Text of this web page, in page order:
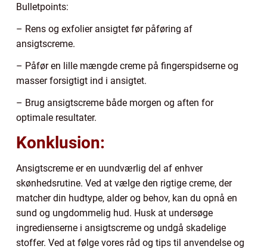
Bulletpoints:
– Rens og exfolier ansigtet før påføring af
ansigtscreme.
– Påfør en lille mængde creme på fingerspidserne og
masser forsigtigt ind i ansigtet.
– Brug ansigtscreme både morgen og aften for
optimale resultater.
Konklusion:
Ansigtscreme er en uundværlig del af enhver
skønhedsrutine. Ved at vælge den rigtige creme, der
matcher din hudtype, alder og behov, kan du opnå en
sund og ungdommelig hud. Husk at undersøge
ingredienserne i ansigtscreme og undgå skadelige
stoffer. Ved at følge vores råd og tips til anvendelse og